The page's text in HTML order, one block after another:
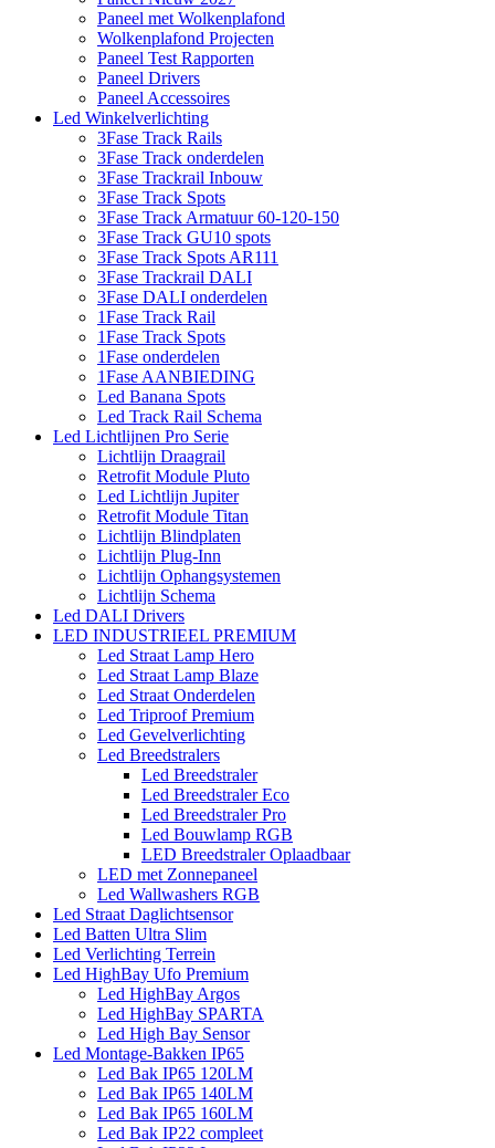
Paneel met Wolkenplafond
Wolkenplafond Projecten
Paneel Test Rapporten
Paneel Drivers
Paneel Accessoires
Led Winkelverlichting
3Fase Track Rails
3Fase Track onderdelen
3Fase Trackrail Inbouw
3Fase Track Spots
3Fase Track Armatuur 60-120-150
3Fase Track GU10 spots
3Fase Track Spots AR111
3Fase Trackrail DALI
3Fase DALI onderdelen
1Fase Track Rail
1Fase Track Spots
1Fase onderdelen
1Fase AANBIEDING
Led Banana Spots
Led Track Rail Schema
Led Lichtlijnen Pro Serie
Lichtlijn Draagrail
Retrofit Module Pluto
Led Lichtlijn Jupiter
Retrofit Module Titan
Lichtlijn Blindplaten
Lichtlijn Plug-Inn
Lichtlijn Ophangsystemen
Lichtlijn Schema
Led DALI Drivers
LED INDUSTRIEEL PREMIUM
Led Straat Lamp Hero
Led Straat Lamp Blaze
Led Straat Onderdelen
Led Triproof Premium
Led Gevelverlichting
Led Breedstralers
Led Breedstraler
Led Breedstraler Eco
Led Breedstraler Pro
Led Bouwlamp RGB
LED Breedstraler Oplaadbaar
LED met Zonnepaneel
Led Wallwashers RGB
Led Straat Daglichtsensor
Led Batten Ultra Slim
Led Verlichting Terrein
Led HighBay Ufo Premium
Led HighBay Argos
Led HighBay SPARTA
Led High Bay Sensor
Led Montage-Bakken IP65
Led Bak IP65 120LM
Led Bak IP65 140LM
Led Bak IP65 160LM
Led Bak IP22 compleet